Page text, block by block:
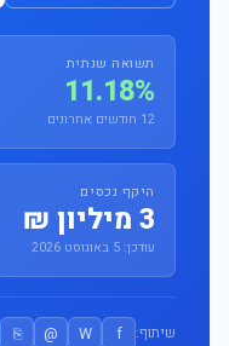
תשואה שנתית
11.18%
12 חודשים אחרונים
היקף נכסים
3 מיליון ₪
עודכן: 5 באוגוסט 2026
שיתוף: f
W
@
⎘